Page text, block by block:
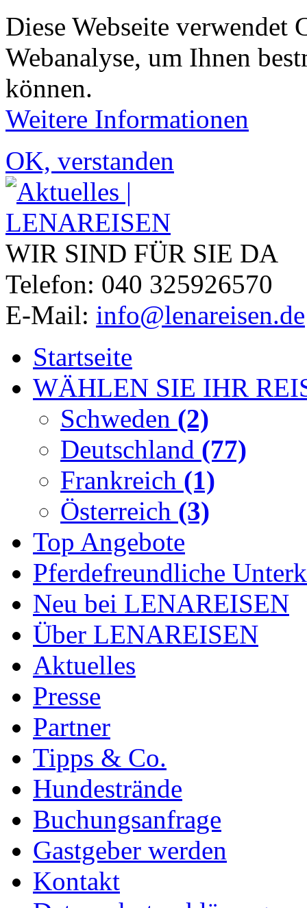
Diese Webseite verwendet
Webanalyse, um Ihnen
können.
Weitere Informationen
OK, verstanden
WIR SIND FÜR SIE DA
Telefon: 040 325926570
E-Mail: info@lenareisen.de
Startseite
WÄHLEN SIE IHR
Schweden (2)
Deutschland (77)
Frankreich (1)
Österreich (3)
Top Angebote
Pferdefreundliche
Neu bei LENAREISEN
Über LENAREISEN
Aktuelles
Presse
Partner
Tipps & Co.
Hundestrände
Buchungsanfrage
Gastgeber werden
Kontakt